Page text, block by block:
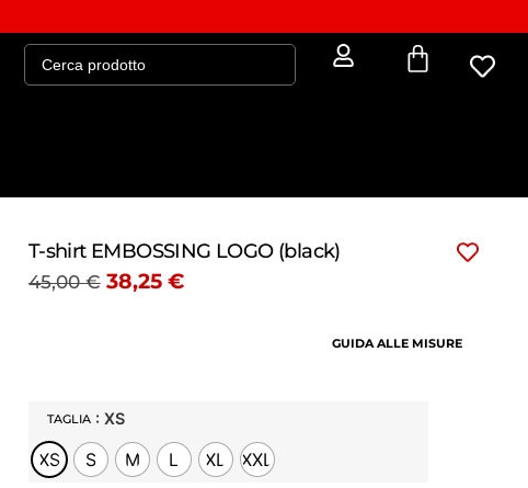
T-shirt EMBOSSING LOGO (black)
45,00€ 38,25 €
GUIDA ALLE MISURE
TAGLIA : XS
XS S M L XL XXL